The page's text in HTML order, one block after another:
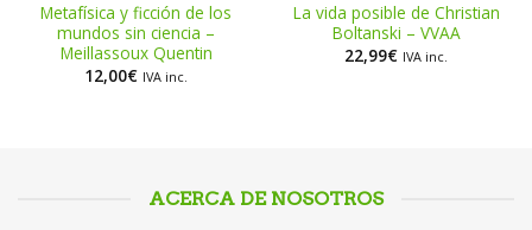
Metafísica y ficción de los
mundos sin ciencia –
Meillassoux Quentin
12,00€ IVA inc.
La vida posible de Christian
Boltanski – VVAA
22,99€ IVA inc.
ACERCA DE NOSOTROS